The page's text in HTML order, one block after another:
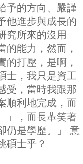
予的方向、嚴謹
他進步與成長的
究所來的沒用
的能力，然而，
打壓，是啊，
士，我只是資工
受，當時我跟那
順利地完成，而
」，而長輩笑著
仍是學歷。」 意
碩士乎？